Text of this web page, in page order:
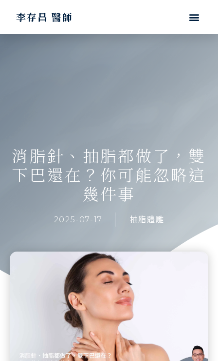
李存昌 醫師
消脂針、抽脂都做了，雙
下巴還在？你可能忽略這
幾件事
2025-07-17 抽脂體雕